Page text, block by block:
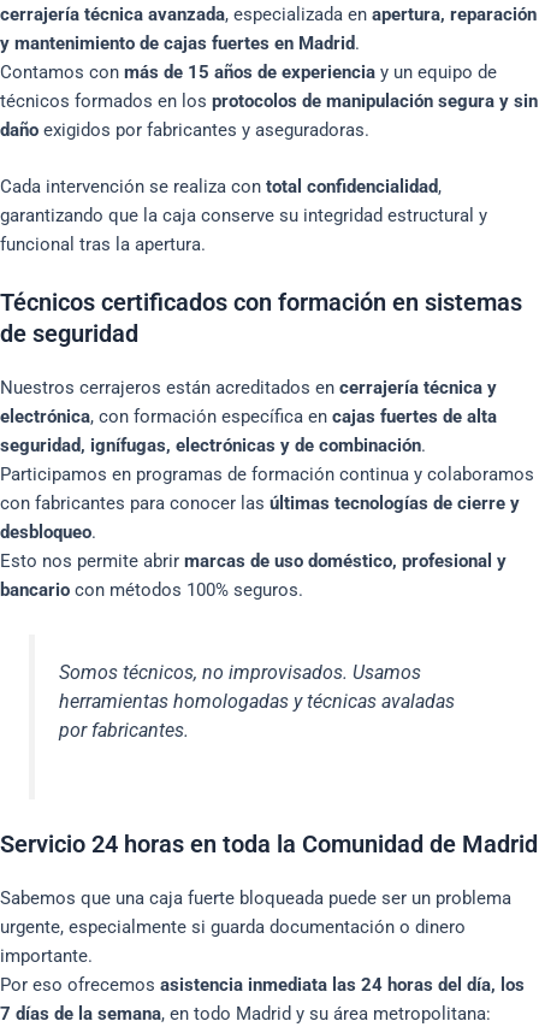
cerrajería técnica avanzada, especializada en apertura, reparación
y mantenimiento de cajas fuertes en Madrid.
Contamos con más de 15 años de experiencia y un equipo de
técnicos formados en los protocolos de manipulación segura y sin
daño exigidos por fabricantes y aseguradoras.
Cada intervención se realiza con total confidencialidad,
garantizando que la caja conserve su integridad estructural y
funcional tras la apertura.
Técnicos certificados con formación en sistemas
de seguridad
Nuestros cerrajeros están acreditados en cerrajería técnica y
electrónica, con formación específica en cajas fuertes de alta
seguridad, ignífugas, electrónicas y de combinación.
Participamos en programas de formación continua y colaboramos
con fabricantes para conocer las últimas tecnologías de cierre y
desbloqueo.
Esto nos permite abrir marcas de uso doméstico, profesional y
bancario con métodos 100% seguros.
Somos técnicos, no improvisados. Usamos
herramientas homologadas y técnicas avaladas
por fabricantes.
Servicio 24 horas en toda la Comunidad de Madrid
Sabemos que una caja fuerte bloqueada puede ser un problema
urgente, especialmente si guarda documentación o dinero
importante.
Por eso ofrecemos asistencia inmediata las 24 horas del día, los
7 días de la semana, en todo Madrid y su área metropolitana: